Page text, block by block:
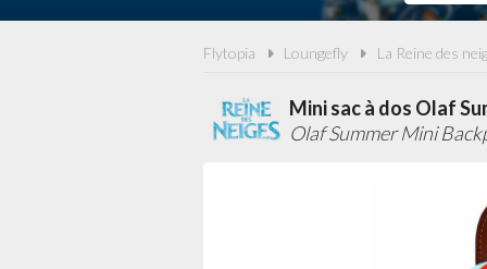
Flytopia Loungefly La Reine des
Mini sac à dos Olaf
Olaf Summer Mini